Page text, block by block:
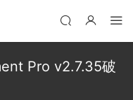
Pro v2.7.35破